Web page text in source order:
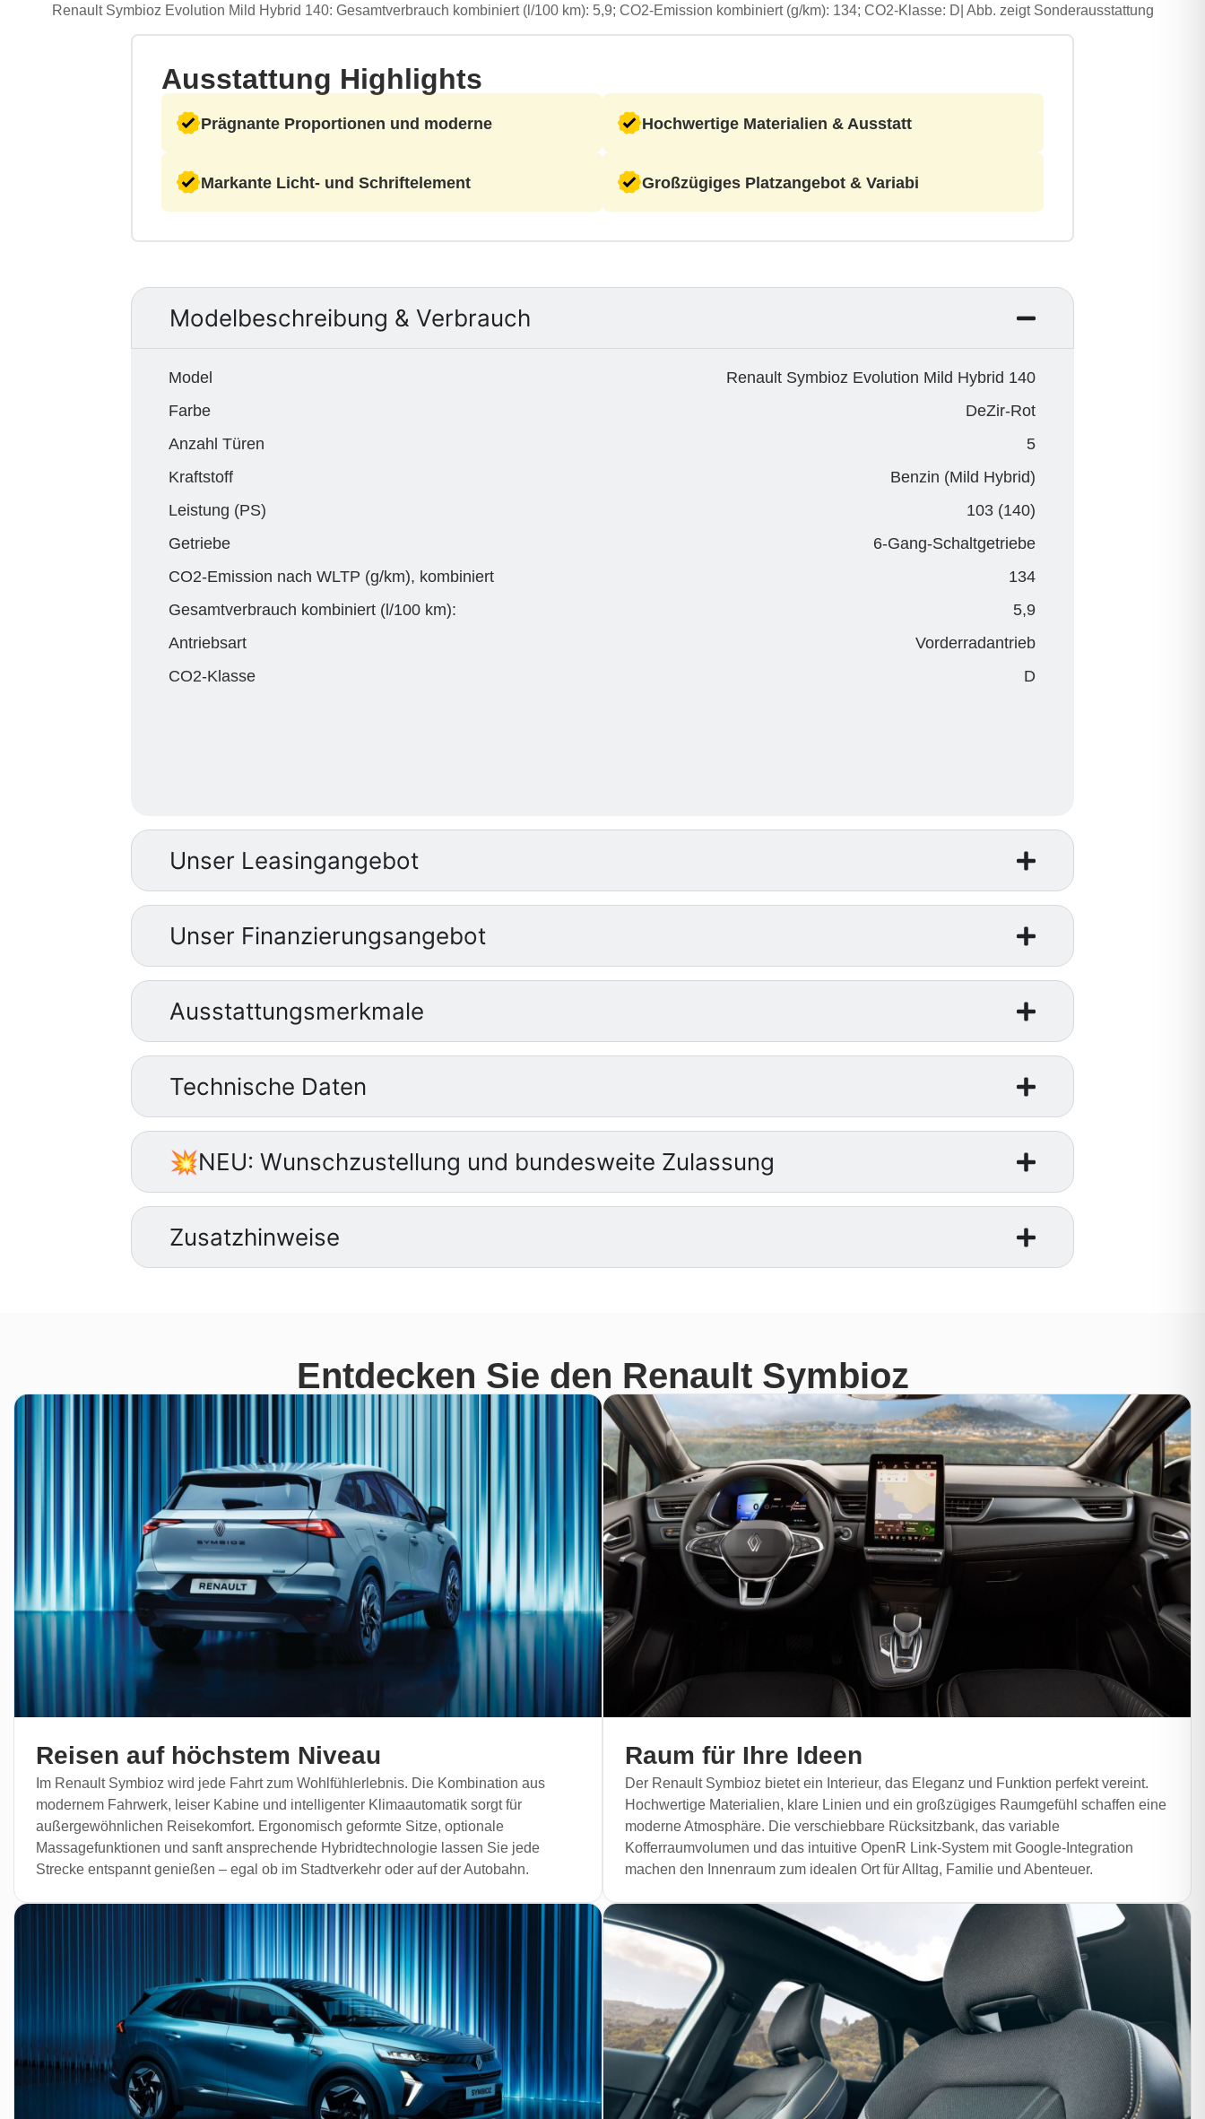
Renault Symbioz Evolution Mild Hybrid 140: Gesamtverbrauch kombiniert (l/100 km): 5,9; CO2-Emission kombiniert (g/km): 134; CO2-Klasse: D| Abb. zeigt Sonderausstattung
Ausstattung Highlights
Prägnante Proportionen und moderne Hochwertige Materialien & Ausstatt
Markante Licht- und Schriftelement Großzügiges Platzangebot & Variabi
Modelbeschreibung & Verbrauch
Model
Renault Symbioz Evolution Mild Hybrid 140
Farbe
DeZir-Rot
Anzahl Türen
5
Kraftstoff
Benzin (Mild Hybrid)
Leistung (PS)
103 (140)
Getriebe
6-Gang-Schaltgetriebe
CO2-Emission nach WLTP (g/km), kombiniert
134
Gesamtverbrauch kombiniert (l/100 km):
5,9
Antriebsart
Vorderradantrieb
CO2-Klasse
D
Unser Leasingangebot
Unser Finanzierungsangebot
Ausstattungsmerkmale
Technische Daten
💥NEU: Wunschzustellung und bundesweite Zulassung
Zusatzhinweise
Entdecken Sie den Renault Symbioz
Reisen auf höchstem Niveau
Im Renault Symbioz wird jede Fahrt zum Wohlfühlerlebnis. Die Kombination aus
modernem Fahrwerk, leiser Kabine und intelligenter Klimaautomatik sorgt für
außergewöhnlichen Reisekomfort. Ergonomisch geformte Sitze, optionale
Massagefunktionen und sanft ansprechende Hybridtechnologie lassen Sie jede
Strecke entspannt genießen – egal ob im Stadtverkehr oder auf der Autobahn.
Raum für Ihre Ideen
Der Renault Symbioz bietet ein Interieur, das Eleganz und Funktion perfekt vereint.
Hochwertige Materialien, klare Linien und ein großzügiges Raumgefühl schaffen eine
moderne Atmosphäre. Die verschiebbare Rücksitzbank, das variable
Kofferraumvolumen und das intuitive OpenR Link-System mit Google-Integration
machen den Innenraum zum idealen Ort für Alltag, Familie und Abenteuer.